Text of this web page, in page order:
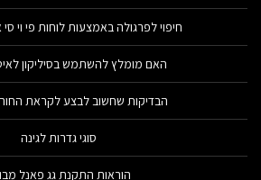
חיפוי לפרגולה באמצעות לוחות פי וי סי
האם מומלץ להשתמש בסיליקון
הבדיקות שחשוב לבצע לקראת
סוגי גדרות לגינה
הוראות התקנת גג פאנל